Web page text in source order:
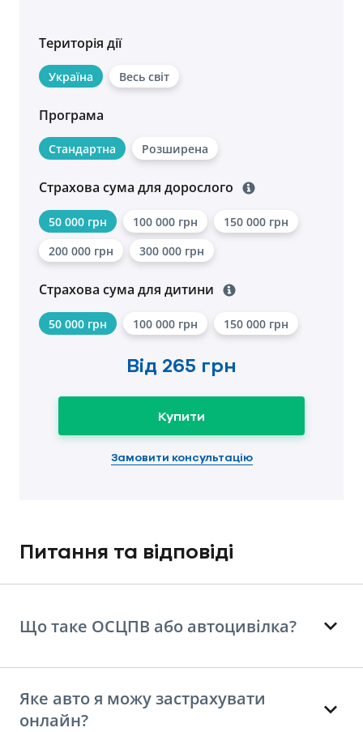
Територія дії
Україна Весь світ
Програма
Стандартна Розширена
Страхова сума для дорослого
50 000 грн 100 000 грн
150 000 грн
200 000 грн
300 000 грн
Страхова сума для дитини
50 000 грн 100 000 грн 150 000 грн
Від 265 грн
Купити
Замовити консультацію
Питання та відповіді
Що таке ОСЦПВ або автоцивілка?
Яке авто я можу застрахувати
онлайн?